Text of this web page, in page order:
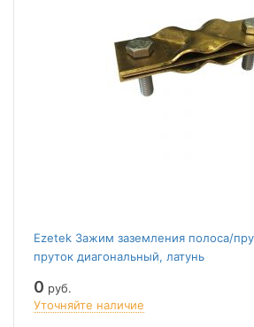
Ezetek Зажим заземления полоса/
пруток диагональный, латунь
0 руб.
Уточняйте наличие